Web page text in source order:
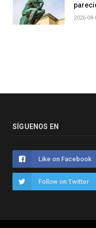
2026-08-
SÍGUENOS EN
Like on Facebook
Follow on Twitter